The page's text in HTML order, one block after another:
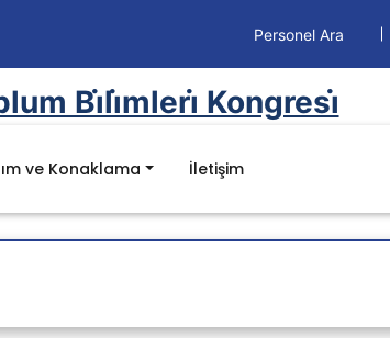
Personel Ara
Bi̇li̇mleri̇ Kongresi̇
ve Konaklama İletişim